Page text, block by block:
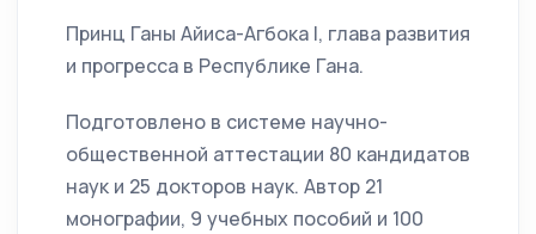
Принц Ганы Айиса-Агбока I, глава развития
и прогресса в Республике Гана.
Подготовлено в системе научно-
общественной аттестации 80 кандидатов
наук и 25 докторов наук. Автор 21
монографии, 9 учебных пособий и 100